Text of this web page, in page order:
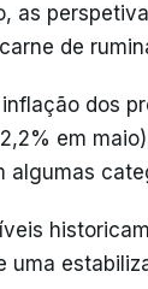
as
de
dos
em
algumas
uma